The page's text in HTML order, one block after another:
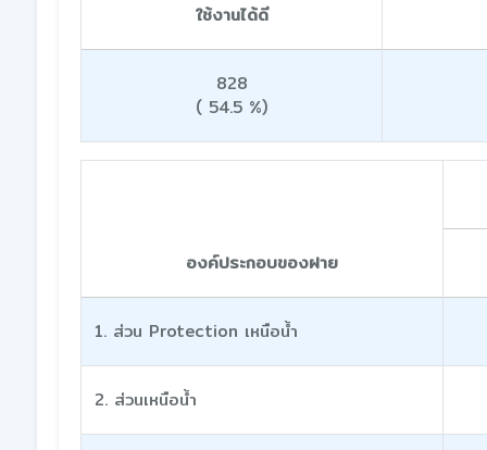
ใช้งานได้ดี
828
( 54.5 %)
องค์ประกอบของฝาย
1. ส่วน Protection เหนือน้ำ
2. ส่วนเหนือน้ำ